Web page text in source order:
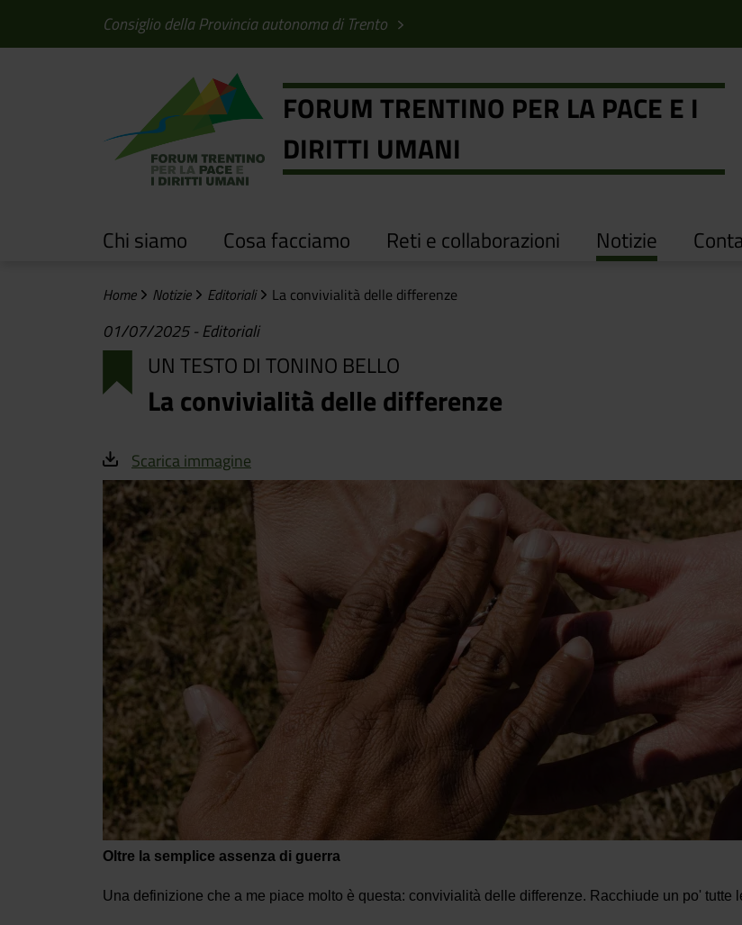
Consiglio della Provincia autonoma di Trento
FORUM TRENTINO PER LA PACE E I
DIRITTI UMANI
Chi siamo Cosa facciamo Reti e collaborazioni Notizie
Home Notizie Editoriali La convivialità delle differenze
01/07/2025 -Editoriali
UN TESTO DI TONINO BELLO
La convivialità delle differenze
Scarica immagine
Oltre la semplice assenza di guerra
Una definizione che a me piace molto è questa: convivialità delle differenze. Racchiude un po'